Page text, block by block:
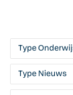
Type
Type Nieuws